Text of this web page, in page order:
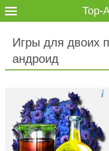
Top-
Игры для двоих
андроид
i